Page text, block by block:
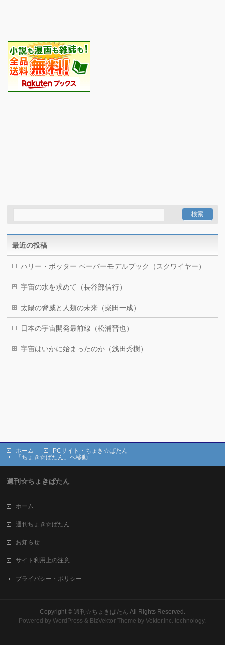
最近の投稿
ハリー・ポッター ペーパーモデルブック（スクワイヤー）
宇宙の水を求めて（長谷部信行）
太陽の脅威と人類の未来（柴田一成）
日本の宇宙開発最前線（松浦晋也）
宇宙はいかに始まったのか（浅田秀樹）
ホーム
PCサイト・ちょき☆ぱたん
「ちょき☆ぱたん」へ移動
週刊☆ちょきぱたん
ホーム
週刊ちょき☆ぱたん
お知らせ
サイト利用上の注意
プライバシー・ポリシー
Copyright © 週刊☆ちょきぱたん All Rights Reserved.
Powered byWordPress & BizVektor Theme by Vektor,Inc. technology.